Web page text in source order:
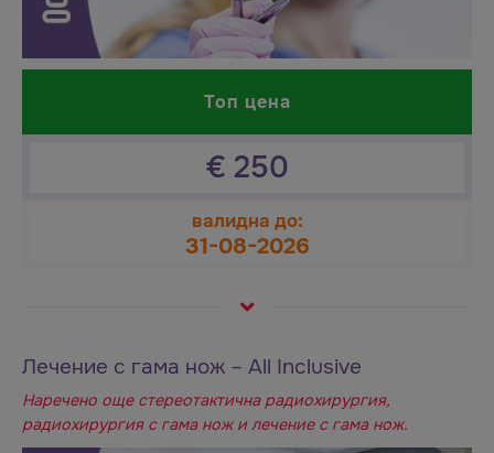
Топ цена
€ 250
валидна до:
31-08-2026
Лечение с гама нож – All Inclusive
Наречено още стереотактична радиохирургия,
радиохирургия с гама нож и лечение с гама нож.